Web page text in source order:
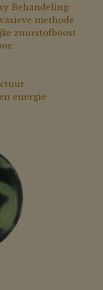
Behandeling:
methode
zuurstofboost
energie